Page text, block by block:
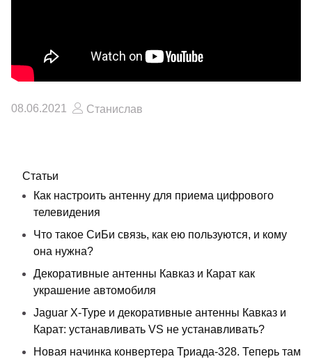
08.06.2021 Станислав
Статьи
Как настроить антенну для приема цифрового
телевидения
Что такое СиБи связь, как ею пользуются, и кому
она нужна?
Декоративные антенны Кавказ и Карат как
украшение автомобиля
Jaguar X-Type и декоративные антенны Кавказ и
Карат: устанавливать VS не устанавливать?
Новая начинка конвертера Триада-328. Теперь там